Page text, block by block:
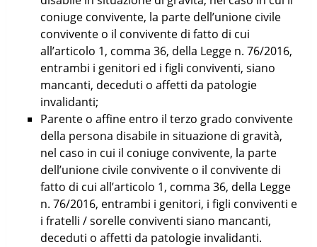
coniuge convivente, la parte dell’unione civile
convivente o il convivente di fatto di cui
all’articolo 1, comma 36, della Legge n. 76/2016,
entrambi i genitori ed i figli conviventi, siano
mancanti, deceduti o affetti da patologie
invalidanti;
Parente o affine entro il terzo grado convivente
della persona disabile in situazione di gravità,
nel caso in cui il coniuge convivente, la parte
dell’unione civile convivente o il convivente di
fatto di cui all’articolo 1, comma 36, della Legge
n. 76/2016, entrambi i genitori, i figli conviventi e
i fratelli / sorelle conviventi siano mancanti,
deceduti o affetti da patologie invalidanti.